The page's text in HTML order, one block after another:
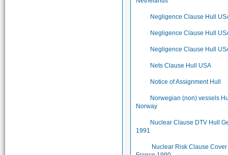
Negligence Clause Hull
Negligence Clause Hull
Negligence Clause Hull
Nets Clause Hull USA
Notice of Assignment Hull
Norwegian (non) vessels
Norway
Nuclear Clause DTV Hull
1991
Nuclear Risk Clause